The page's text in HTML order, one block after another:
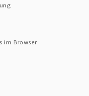
im Browser